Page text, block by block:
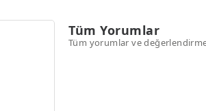
Tüm Yorumlar
Tüm yorumlar ve